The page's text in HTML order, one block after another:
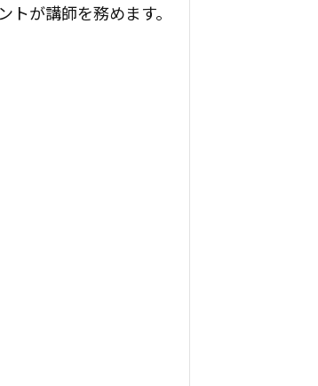
が講師を務めます。